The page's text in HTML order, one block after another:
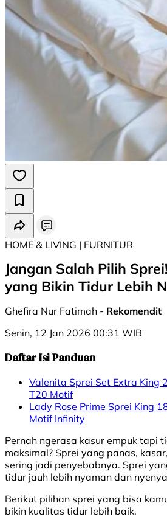
HOME & LIVING | ⁠FURNITUR
Jangan Salah Pilih
yang Bikin Tidur Lebih
Ghefira Nur Fatimah - Rekomendit
Senin, 12 Jan 2026 00:31 WIB
Daftar Isi Panduan
Valenita Sprei Set Extra King
T20 Motif
Lady Rose Prime Sprei King
Motif Infinity
Pernah ngerasa kasur empuk tapi
maksimal? Sprei yang panas,
sering jadi penyebabnya. Sprei
tidur jauh lebih nyaman dan
Berikut pilihan sprei yang bisa
bikin kualitas tidur lebih baik.